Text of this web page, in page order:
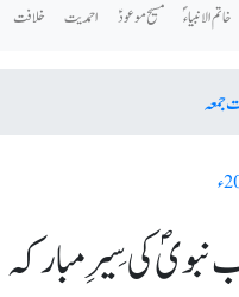
خاتم الانبیاء ؐ مسیح موعودؑ احمدیت خلافت
جمعہ
کی سِیرِ مبارکہ